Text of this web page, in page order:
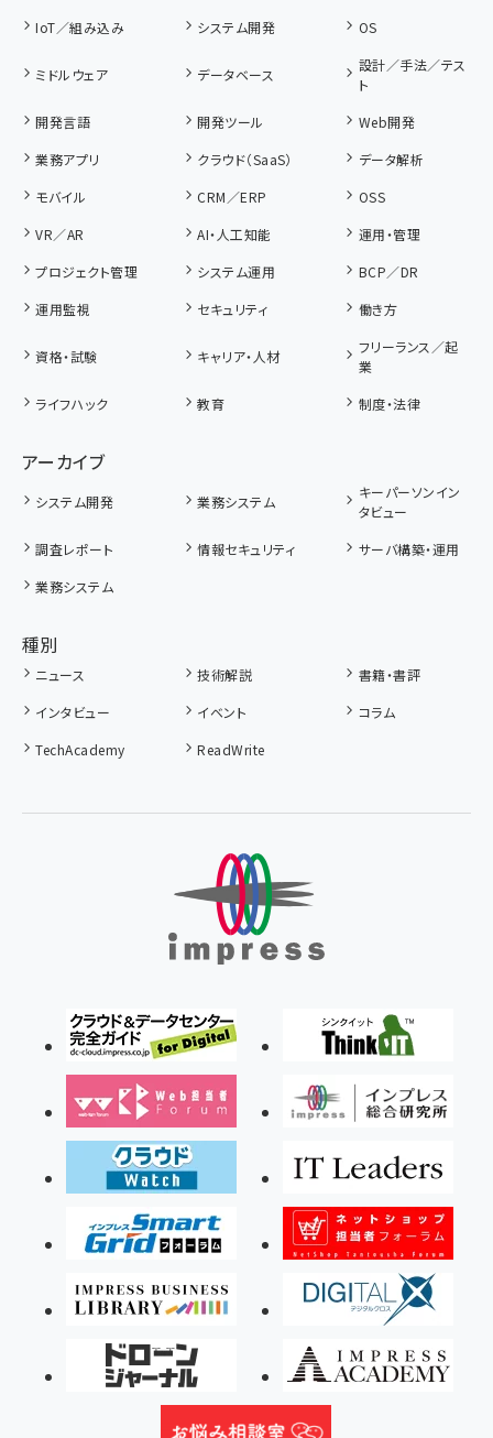
IoT／組み込み
システム開発 OS
ミドルウェア データベース
設計／手法／テス
ト
開発言語
開発ツール
Web開発
業務アプリ
クラウド（SaaS）
データ解析
モバイル
CRM／ERP
OSS
VR／AR
AI・人工知能
運用・管理
プロジェクト管理
システム運用
BCP／DR
運用監視
セキュリティ 働き方
資格・試験 キャリア・人材
フリーランス／起
業
ライフハック
教育 制度・法律
アーカイブ
システム開発 業務システム
キーパーソンイン
タビュー
調査レポート
情報セキュリティ
サーバ構築・運用
業務システム
種別
ニュース 技術解説
書籍・書評
インタビュー
イベント
コラム
TechAcademy
ReadWrite